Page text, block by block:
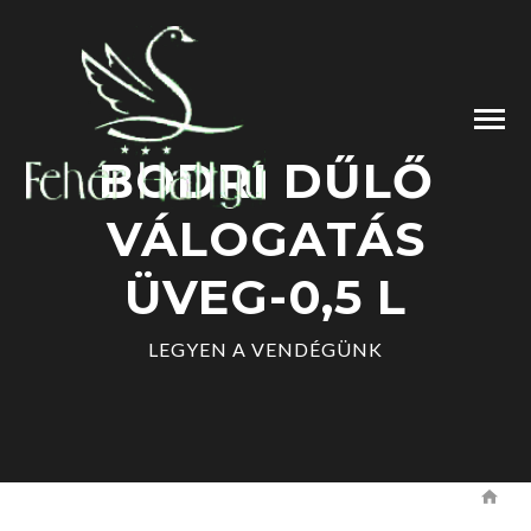
BODRI DŰLŐ
VÁLOGATÁS
ÜVEG-0,5 L
LEGYEN A VENDÉGÜNK